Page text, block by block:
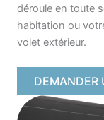
déroule en toute
habitation ou
volet extérieur.
DEMANDER